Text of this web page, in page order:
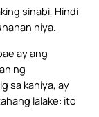
sinabi, Hindi
niya.
ay ang
ng
sa kaniya, ay
lalake: ito